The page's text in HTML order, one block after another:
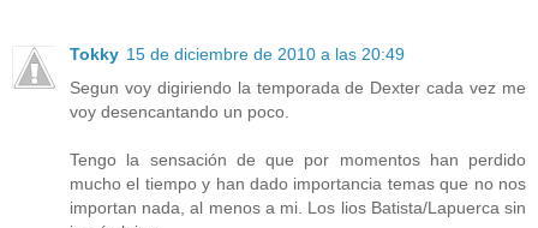
Tokky 15 de diciembre de 2010 a las 20:49
Segun voy digiriendo la temporada de Dexter cada vez me
voy desencantando un poco.
Tengo la sensación de que por momentos han perdido
mucho el tiempo y han dado importancia temas que no nos
importan nada, al menos a mi. Los lios Batista/Lapuerca sin